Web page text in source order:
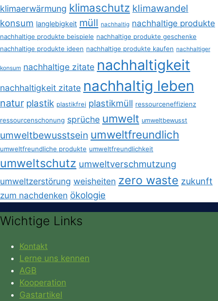
klimaerwärmung klimaschutz klimawandel
konsum langlebigkeit müll nachhaltig nachhaltige produkte
nachhaltige produkte beispiele nachhaltige produkte geschenke
nachhaltige produkte ideen nachhaltige produkte kaufen nachhaltiger
konsum nachhaltige zitate nachhaltigkeit
nachhaltigkeit zitate nachhaltig leben
natur plastik plastikfrei plastikmüll ressourceneffizienz
ressourcenschonung sprüche umwelt umweltbewusst
umweltbewusstsein umweltfreundlich
umweltfreundliche produkte umweltfreundlichkeit
umweltschutz umweltverschmutzung
umweltzerstörung weisheiten zero waste zukunft
zum nachdenken ökologie
Wichtige Links
Kontakt
Lerne uns kennen
AGB
Kooperation
Gastartikel